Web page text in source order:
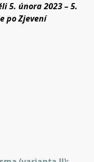
5. února 2023 – 5.
po Zjevení